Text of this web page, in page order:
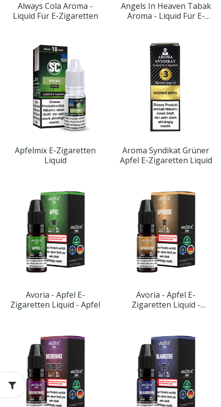
Always Cola Aroma -
Liquid Für E-Zigaretten
Angels In Heaven Tabak
Aroma - Liquid Für E-
Apfelmix E-Zigaretten
Liquid
Aroma Syndikat Grüner
Apfel E-Zigaretten Liquid
Avoria - Apfel E-
Zigaretten Liquid - Apfel
Avoria - Apfel E-
Zigaretten Liquid -